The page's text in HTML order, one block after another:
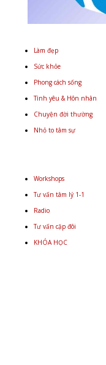
Làm đẹp
Sức khỏe
Phong cách sống
Tình yêu & Hôn nhân
Chuyện đời thường
Nhỏ to tâm sự
Workshops
Tư vấn tâm lý 1-1
Radio
Tư vấn cặp đôi
KHÓA HỌC